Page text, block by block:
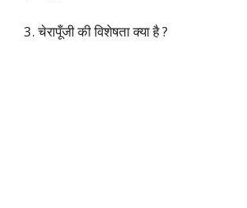
3. चेरापूँजी की विशेषता क्या है ?